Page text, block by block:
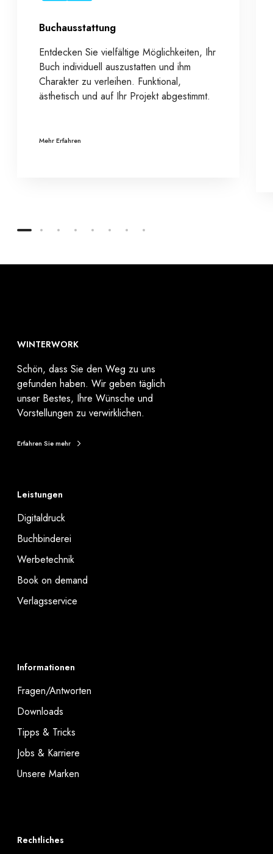
Buchausstattung
Entdecken Sie vielfältige Möglichkeiten, Ihr
Buch individuell auszustatten und ihm
Charakter zu verleihen. Funktional,
ästhetisch und auf Ihr Projekt abgestimmt.
Mehr Erfahren
WINTERWORK
Schön, dass Sie den Weg zu uns
gefunden haben. Wir geben täglich
unser Bestes, Ihre Wünsche und
Vorstellungen zu verwirklichen.
Erfahren Sie mehr
Leistungen
Digitaldruck
Buchbinderei
Werbetechnik
Book on demand
Verlagsservice
Informationen
Fragen/Antworten
Downloads
Tipps & Tricks
Jobs & Karriere
Unsere Marken
Rechtliches